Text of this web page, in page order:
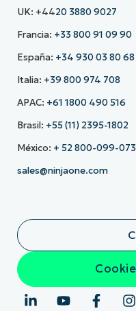
UK: +4420 3880 9027
Francia: +33 800 91 09 90
España: +34 930 03 80 68
Italia: +39 800 974 708
APAC: +61 1800 490 516
Brasil: +55 (11) 2395-1802
México: + 52 800-099-
sales@ninjaone.com